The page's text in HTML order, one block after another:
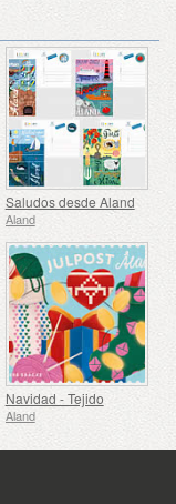
Saludos desde Aland
Aland
Navidad - Tejido
Aland